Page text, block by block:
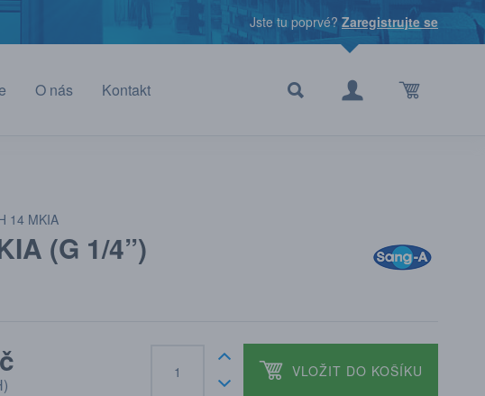
Jste tu poprvé? Zaregistrujte se
O nás Kontakt
14 MKIA
(G 1/4”)
VLOŽIT DO KOŠÍKU